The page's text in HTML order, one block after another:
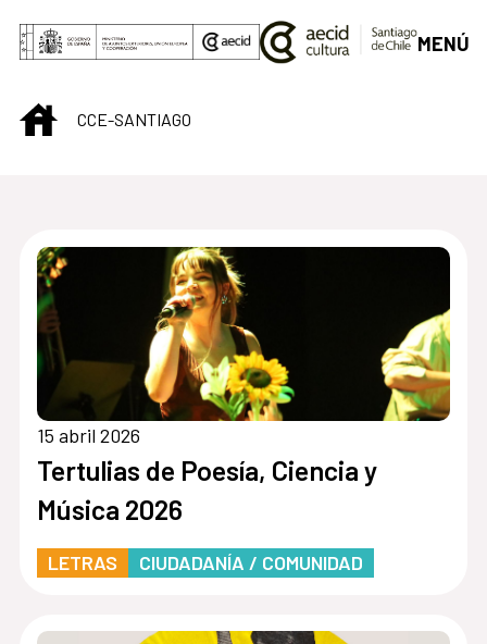
Saltar al contenido principal
MENÚ
INICIOCCE-SANTIAGO
15 abril 2026
Tertulias de Poesía, Ciencia y
Música 2026
LETRAS CIUDADANÍA / COMUNIDAD